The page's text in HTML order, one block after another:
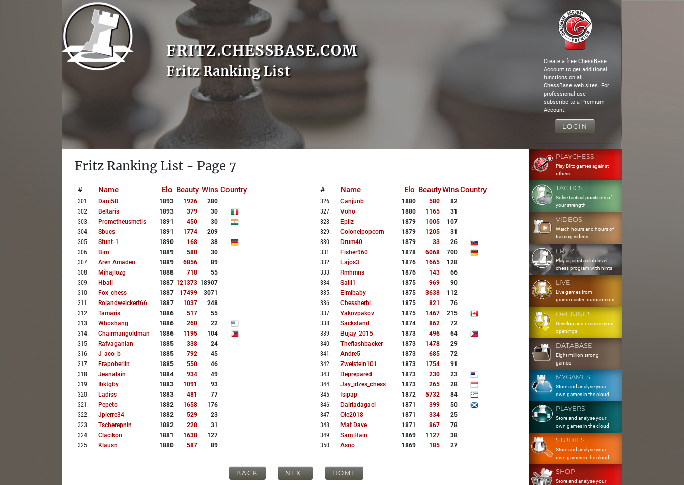
FRITZ.CHESSBASE.COM
Fritz Ranking List
Create a free ChessBase
Account to get additional
functions on all
ChessBase web sites. For
professional use
subscribe to a Premium
Account.
LOGIN
Fritz Ranking List - Page 7
# Name Elo Beauty Wins Country
301 . Dani58 1893 1926
280
302. Beltaris 1893 379
30
303. Prometheusmetis 1891 450
30
304. Sbucs 1891 1774
209
305. Stunt-1 1890 168
38
306. Biro 1889 580
30
307. Aren Amadeo 1889 6856
89
308. Mihajlozg 1888 718
55
309. Hball 1887 121373 18907
310. Fox_chess 1887 17499
3071
311 . Rolandweickert66 1887 1037
248
312. Tamaris 1886 517
55
313. Whoshang 1886 260
22
314. Chairmangoldman 1886 1195
104
315. Rafvaganian 1885 338
24
316. J_aco_b 1885 792
45
317. Frapoberlin 1885 550
46
318. Jeanalain 1884 934
49
319. Ibktgby 1883 1091
93
320. Ladiss 1883 481
77
321 . Pepeto 1882 1658
176
322. Jpierre34 1882 529
23
323. Tscherepnin 1882 228
31
324. Clacikon 1881 1638
127
325. Klausn 1880 587 89
# Name Elo BeautyWinsCountry
326. Canjunb 1880 580
82
327. Voho 1880 1165
31
328. Epilz 1879 1005
107
329. Colonelpopcorn 1879 1205
31
330. Drum40 1879 33
26
331 . Fisher960 1878 6068
700
332. Lajos3 1876 1665
128
333. Rmhmns 1876 143
66
334. Salil1 1875 969
90
335. Elmibaby 1875 3638
112
336. Chessherbi 1875 821
76
337. Yakovpakov 1875 1467
215
338. Sackstand 1874 862
72
339. Bujay_2015 1873 496
64
340. Theflashbacker 1873 1478
29
341 . Andre5 1873 685
72
342. Zweistein101 1873 1754
91
343. Beprepared 1873 230
23
344. Jay_idzes_chess 1873 265
28
345. Isipap 1872 5732
84
346. Dalriadagael 1871 399
50
347. Ole2018 1871 334
25
348. Mat Dave 1871 867
78
349. Sam Hain 1869 1127
38
350. Asno 1869 185 27
BACK NEXT HOME
PLAYCHESS
Play Blitz games against
others
TACTICS
Solve tactical positions of
your strength
VIDEOS
Watch hours and hours of
training videos
FRITZ
Play against a club level
chess program with hints
LIVE
Live games from
grandmaster tournaments
OPENINGS
Develop and exercise your
openings
DATABASE
Eight million strong
games
MYGAMES
Store and analyse your
own games in the cloud
PLAYERS
Store and analyse your
own games in the cloud
STUDIES
Store and analyse your
own games in the cloud
SHOP
Store and analyse your